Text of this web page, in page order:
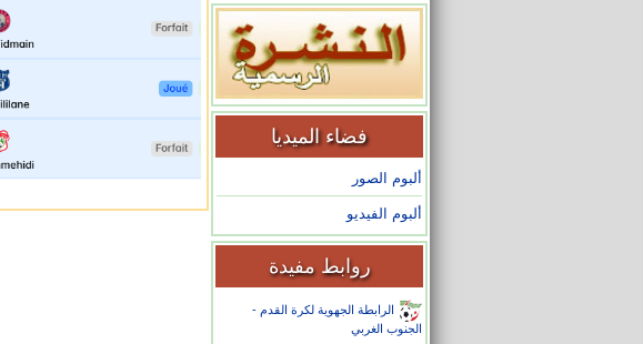
فضاء الميديا
ألبوم الصور
ألبوم الفيديو
روابط مفيدة
الرابطة الجهوية لكرة القدم -
الجنوب الغربي